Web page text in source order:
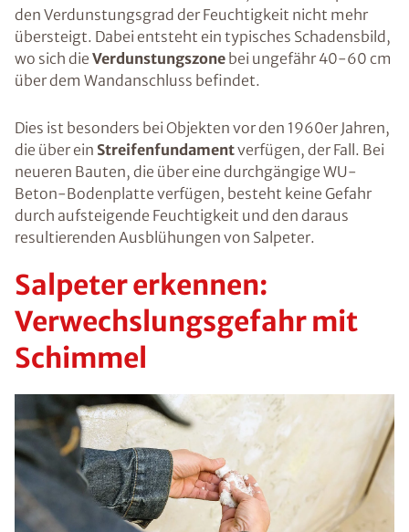
den Verdunstungsgrad der Feuchtigkeit nicht mehr
übersteigt. Dabei entsteht ein typisches Schadensbild,
wo sich die Verdunstungszone bei ungefähr 40-60 cm
über dem Wandanschluss befindet.
Dies ist besonders bei Objekten vor den 1960er Jahren,
die über ein Streifenfundamentverfügen, der Fall. Bei
neueren Bauten, die über eine durchgängige WU-
Beton-Bodenplatte verfügen, besteht keine Gefahr
durch aufsteigende Feuchtigkeit und den daraus
resultierenden Ausblühungen von Salpeter.
Salpeter erkennen:
Verwechslungsgefahr mit
Schimmel